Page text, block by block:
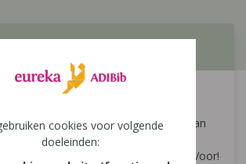
Geef hier je emailadres op.
een link waarmee je je wachtwoord kan
aanpassen.
hetzelfde wachtwoord als op LeesVoor!
cookies voor volgende
doeleinden: